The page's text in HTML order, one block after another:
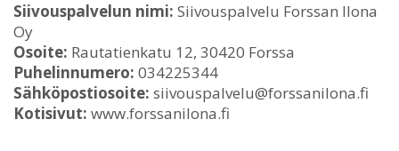
Siivouspalvelun nimi: Siivouspalvelu Forssan Ilona
Oy
Osoite: Rautatienkatu 12, 30420 Forssa
Puhelinnumero: 034225344
Sähköpostiosoite: siivouspalvelu@forssanilona.fi
Kotisivut: www.forssanilona.fi